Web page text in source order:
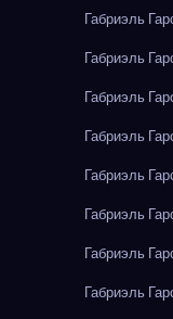
Габриэль
Габриэль
Габриэль
Габриэль
Габриэль
Габриэль
Габриэль
Габриэль